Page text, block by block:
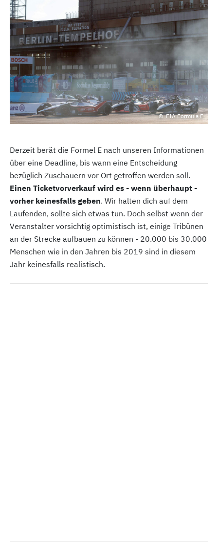
FIA Formula E
Derzeit berät die Formel E nach unseren Informationen
über eine Deadline, bis wann eine Entscheidung
bezüglich Zuschauern vor Ort getroffen werden soll.
Einen Ticketvorverkauf wird es - wenn überhaupt -
vorher keinesfalls geben. Wir halten dich auf dem
Laufenden, sollte sich etwas tun. Doch selbst wenn der
Veranstalter vorsichtig optimistisch ist, einige Tribünen
an der Strecke aufbauen zu können - 20.000 bis 30.000
Menschen wie in den Jahren bis 2019 sind in diesem
Jahr keinesfalls realistisch.